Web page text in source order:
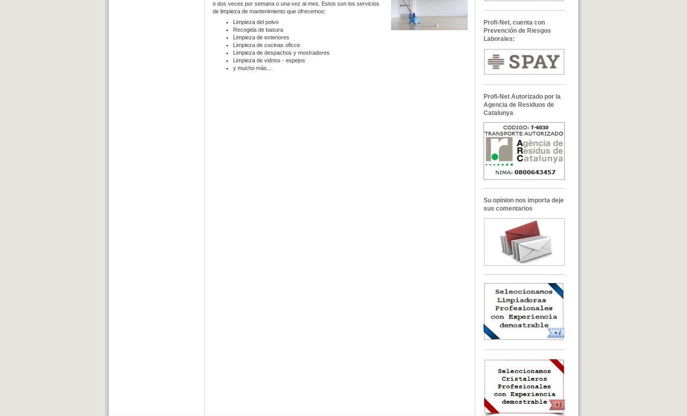
o dos veces por semana o una vez al mes. Estos son los servicios
de limpieza de mantenimiento que ofrecemos:
Limpieza del polvo
Recogida de basura
Limpieza de exteriores
Limpieza de cocinas oficce
Limpieza de despachos y mostradores
Limpieza de vidrios - espejos
y mucho más...
Profi-Net, cuenta con
Prevención de Riesgos
Laborales:
Profi-Net Autorizado por la
Agencia de Residuos de
Catalunya
Su opinion nos importa deje
sus comentarios